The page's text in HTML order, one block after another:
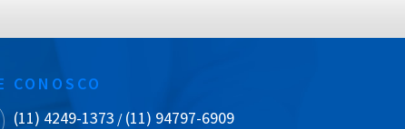
CONOSCO
(11) 4249-1373 / (11) 94797-6909